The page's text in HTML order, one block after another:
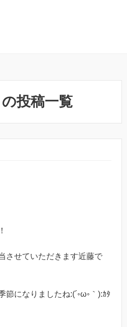
投稿一覧
させていただきます近藤で
節になりましたね:(´◦ω◦｀):ｶﾀ